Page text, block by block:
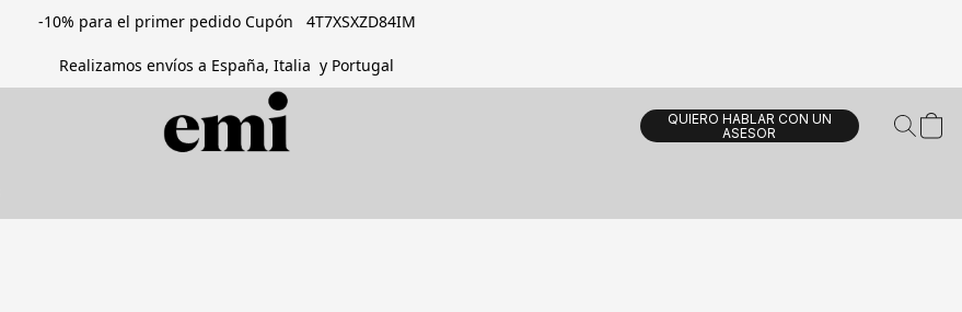
-10% para el primer pedido Cupón 4T7XSXZD84IM
Realizamos envíos a España, Italia y Portugal
QUIERO HABLAR CON UN
ASESOR